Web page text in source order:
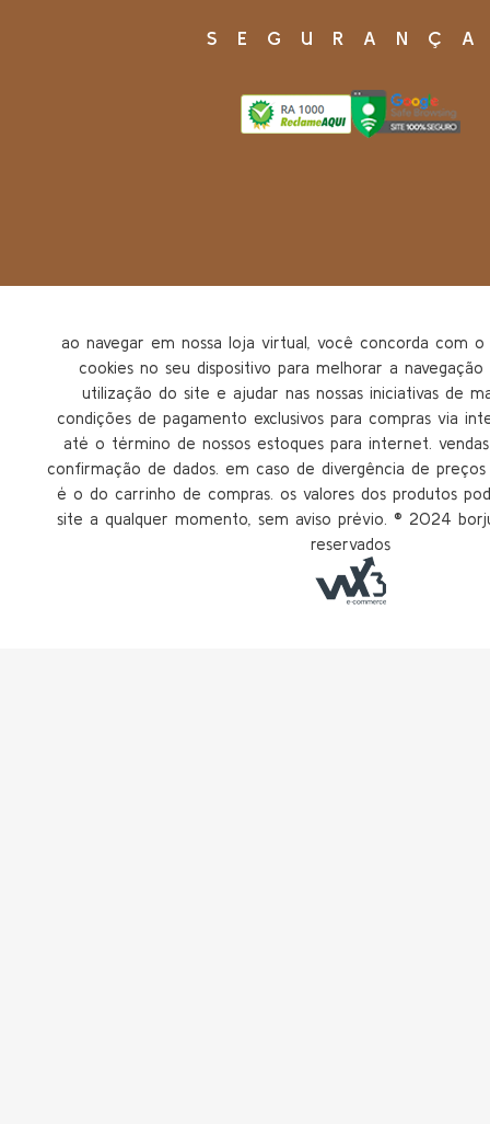
ao navegar em nossa loja virtual, você concorda com
cookies no seu dispositivo para melhorar a
utilização do site e ajudar nas nossas iniciativas de
condições de pagamento exclusivos para compras via
até o término de nossos estoques para internet.
confirmação de dados. em caso de divergência de
é o do carrinho de compras. os valores dos produtos
site a qualquer momento, sem aviso prévio. ®️ 2024
reservados